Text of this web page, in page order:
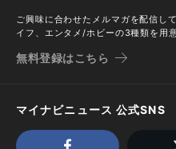
ご興味に合わせたメルマガを配信し
イフ、エンタメ/ホビーの3種類を用意
無料登録はこちら
マイナビニュース 公式SNS